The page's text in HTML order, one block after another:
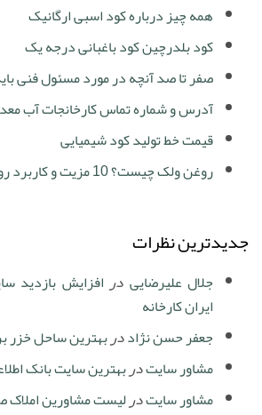
همه چیز درباره کود اسبی ارگانیک
کود بلدرچین کود باغبانی درجه یک
صفر تا صد آنچه در مورد مسئول فنی
آدرس و شماره تماس کارخانجات آب
قیمت خط تولید کود شیمیایی
روغن ولک چیست؟ 10 مزیت و کاربرد روغن ولک در کشاورزی
جدیدترین نظرات
جلال علیرضایی درافزایش بازدید
ایران کارخانه
جعفر حسن نژاددربهترین ساحل خزر
مشاور سایتدربهترین سایت بانک
مشاور سایتدرلیست مشاورین املاک